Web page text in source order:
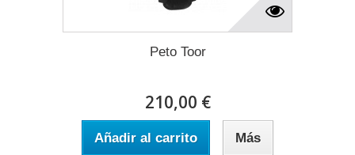
Peto Toor
210,00 €
Añadir al carrito Más